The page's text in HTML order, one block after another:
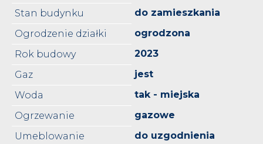
Stan budynku
do zamieszkania
Ogrodzenie działki
ogrodzona
Rok budowy
2023
Gaz
jest
Woda
tak - miejska
Ogrzewanie
gazowe
Umeblowanie
do uzgodnienia